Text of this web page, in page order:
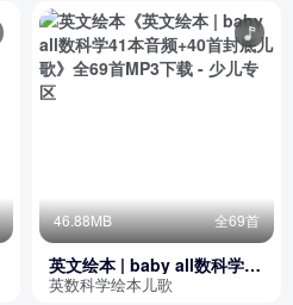
46.88MB 全69首
英文绘本 | baby all数科学41
本音频+40首封底儿歌
英数科学绘本儿歌